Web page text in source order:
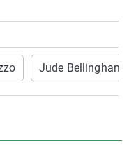
Jude Bellingham